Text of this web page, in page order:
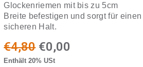
Glockenriemen mit bis zu 5cm
Breite befestigen und sorgt für einen
sicheren Halt.
€4,80 €0,00
Enthält 20% USt